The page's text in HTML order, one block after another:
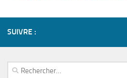
SUIVRE :
Rechercher :